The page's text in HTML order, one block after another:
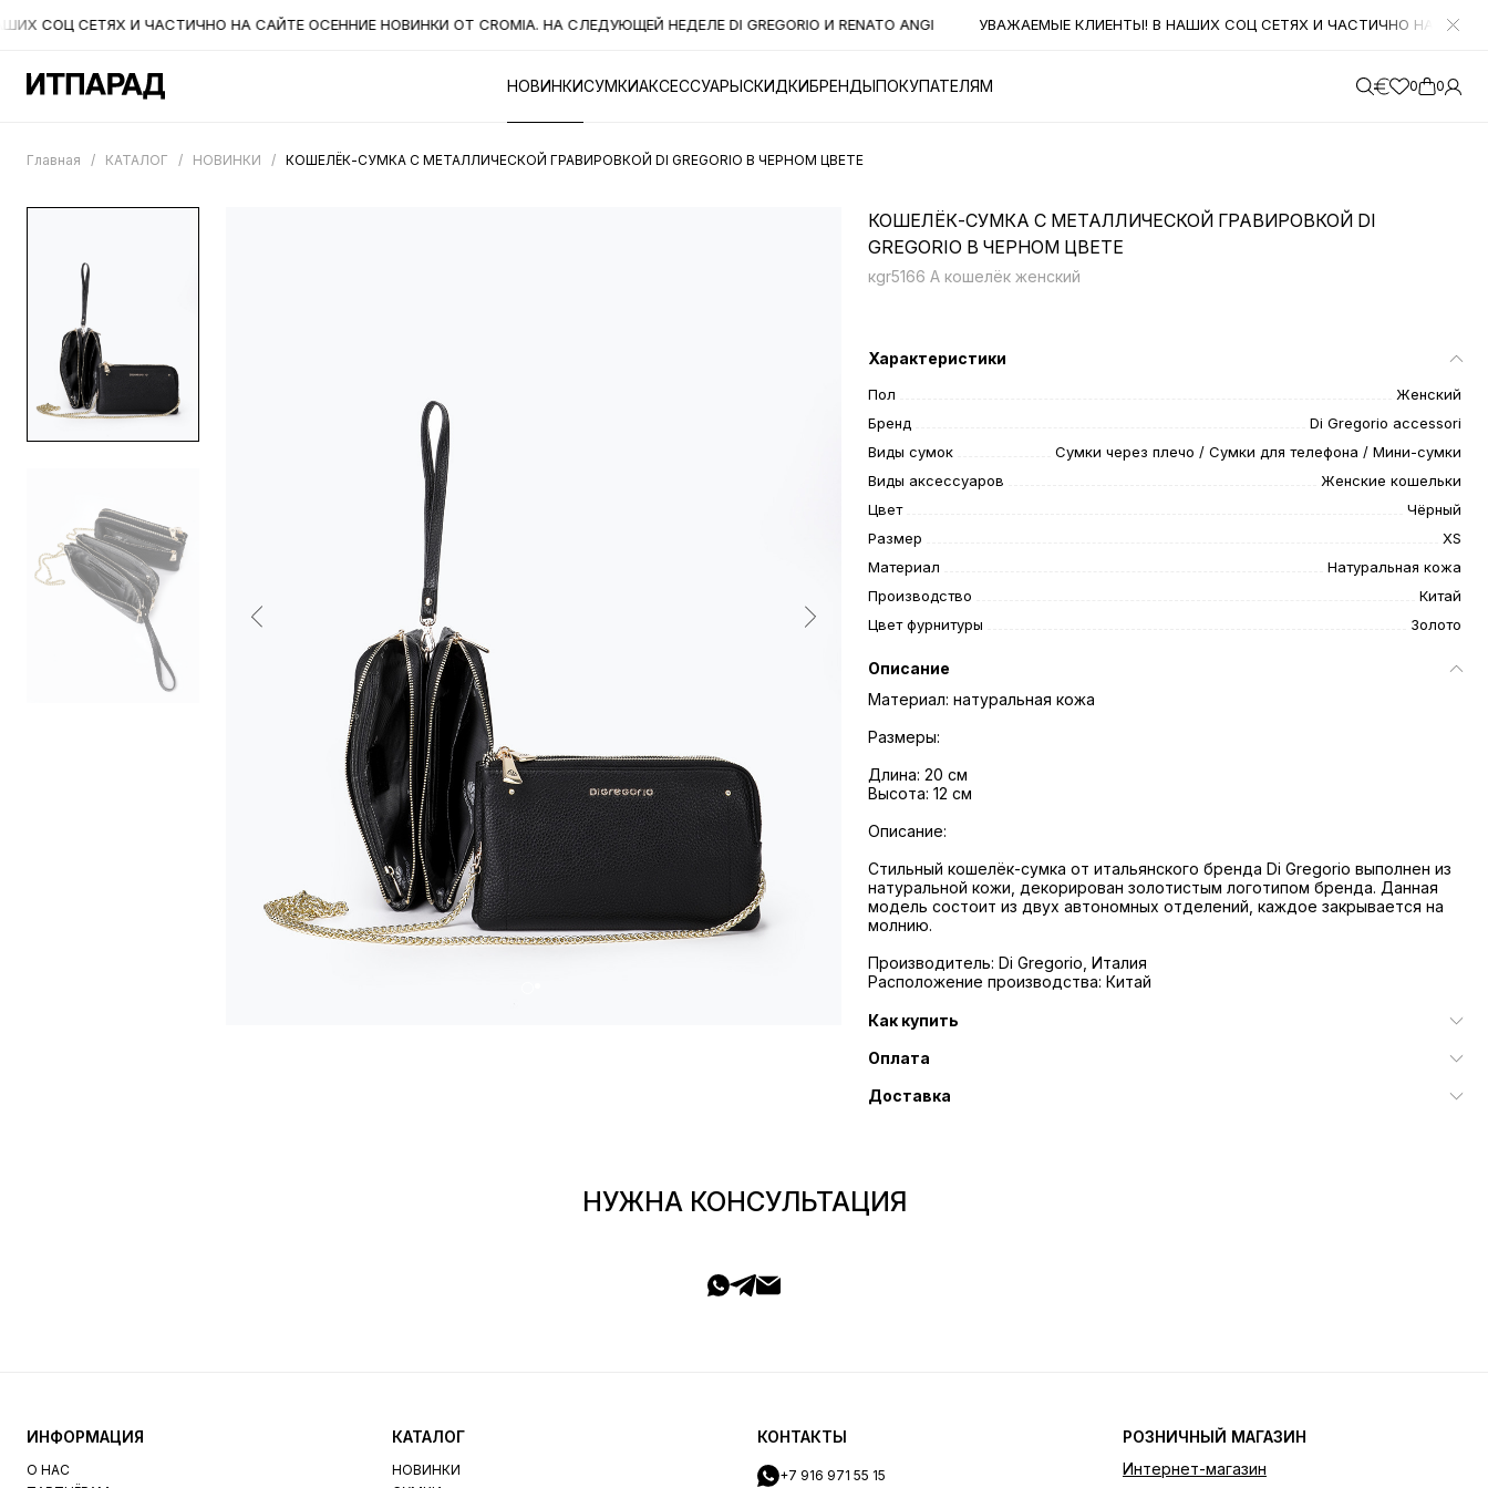
СЕТЯХ И ЧАСТИЧНО НА САЙТЕ ОСЕННИЕ НОВИНКИ ОТ CROMIA. НА СЛЕДУЮЩЕЙ НЕДЕЛЕ DI GREGORIO И RENATO ANGI УВАЖАЕМЫЕ КЛИЕНТЫ! В НАШИХ СОЦ СЕТЯХ И ЧАСТИЧНО НА САЙТЕ
НОВИНКИСУМКИАКСЕССУАРЫСКИДКИБРЕНДЫПОКУПАТЕЛЯМ 0 0
Главная / КАТАЛОГ / НОВИНКИ / КОШЕЛЁК-СУМКА С МЕТАЛЛИЧЕСКОЙ ГРАВИРОВКОЙ DI GREGORIO В ЧЕРНОМ ЦВЕТЕ
КОШЕЛЁК-СУМКА С МЕТАЛЛИЧЕСКОЙ ГРАВИРОВКОЙ DI
GREGORIO В ЧЕРНОМ ЦВЕТЕ
кgr5166 A кошелёк женский
Характеристики
Пол
Женский
Бренд
Di Gregorio accessori
Виды сумок
Сумки через плечо / Сумки для телефона / Мини-сумки
Виды аксессуаров
Женские кошельки
Цвет
Чёрный
Размер
XS
Материал
Натуральная кожа
Производство
Китай
Цвет фурнитуры
Золото
Описание
Материал: натуральная кожа
Размеры:
Длина: 20 см
Высота: 12 см
Описание:
Стильный кошелёк-сумка от итальянского бренда Di Gregorio выполнен из
натуральной кожи, декорирован золотистым логотипом бренда. Данная
модель состоит из двух автономных отделений, каждое закрывается на
молнию.
Производитель: Di Gregorio, Италия
Расположение производства: Китай
Как купить
Оплата
Доставка
НУЖНА КОНСУЛЬТАЦИЯ
ИНФОРМАЦИЯ
О НАС
КАТАЛОГ
НОВИНКИ
КОНТАКТЫ
+7 916 971 55 15
РОЗНИЧНЫЙ МАГАЗИН
Интернет-магазин